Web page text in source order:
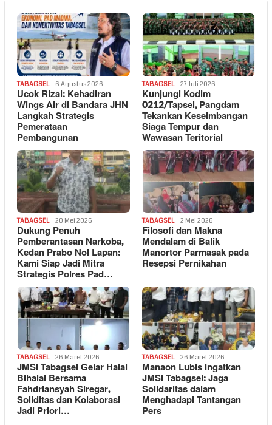
TABAGSEL 6 Agustus 2026
Ucok Rizal: Kehadiran
Wings Air di Bandara JHN
Langkah Strategis
Pemerataan
Pembangunan
TABAGSEL 27 Juli 2026
Kunjungi Kodim
0212/Tapsel, Pangdam
Tekankan Keseimbangan
Siaga Tempur dan
Wawasan Teritorial
TABAGSEL 20 Mei 2026
Dukung Penuh
Pemberantasan Narkoba,
Kedan Prabo Nol Lapan:
Kami Siap Jadi Mitra
Strategis Polres Pad…
TABAGSEL 2 Mei 2026
Filosofi dan Makna
Mendalam di Balik
Manortor Parmasak pada
Resepsi Pernikahan
TABAGSEL 26 Maret 2026
JMSI Tabagsel Gelar Halal
Bihalal Bersama
Fahdriansyah Siregar,
Soliditas dan Kolaborasi
Jadi Priori…
TABAGSEL 26 Maret 2026
Manaon Lubis Ingatkan
JMSI Tabagsel: Jaga
Solidaritas dalam
Menghadapi Tantangan
Pers